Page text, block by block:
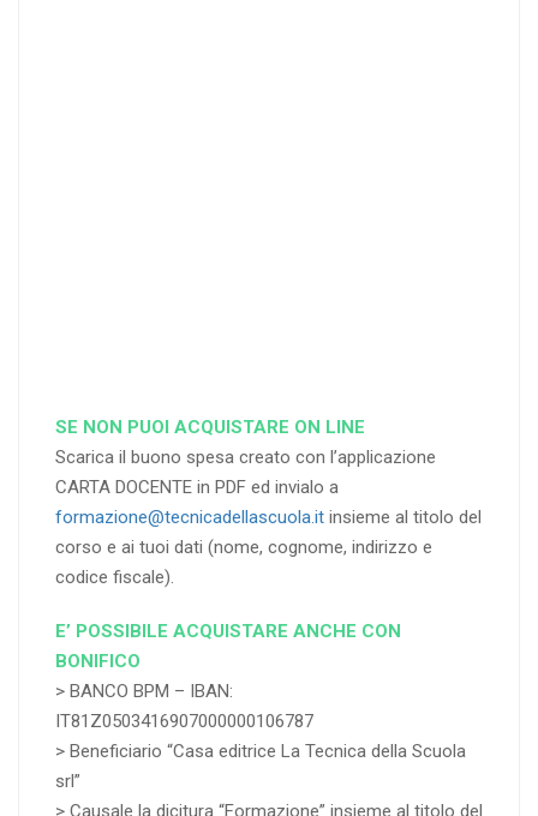
SE NON PUOI ACQUISTARE ON LINE
Scarica il buono spesa creato con l’applicazione
CARTA DOCENTE in PDF ed invialo a
formazione@tecnicadellascuola.it insieme al titolo del
corso e ai tuoi dati (nome, cognome, indirizzo e
codice fiscale).
E’ POSSIBILE ACQUISTARE ANCHE CON
BONIFICO
> BANCO BPM – IBAN:
IT81Z0503416907000000106787
> Beneficiario “Casa editrice La Tecnica della Scuola
srl”